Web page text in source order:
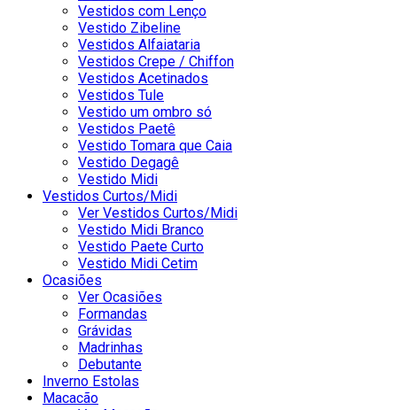
Vestidos com Lenço
Vestido Zibeline
Vestidos Alfaiataria
Vestidos Crepe / Chiffon
Vestidos Acetinados
Vestidos Tule
Vestido um ombro só
Vestidos Paetê
Vestido Tomara que Caia
Vestido Degagê
Vestido Midi
Vestidos Curtos/Midi
Ver Vestidos Curtos/Midi
Vestido Midi Branco
Vestido Paete Curto
Vestido Midi Cetim
Ocasiões
Ver Ocasiões
Formandas
Grávidas
Madrinhas
Debutante
Inverno Estolas
Macacão